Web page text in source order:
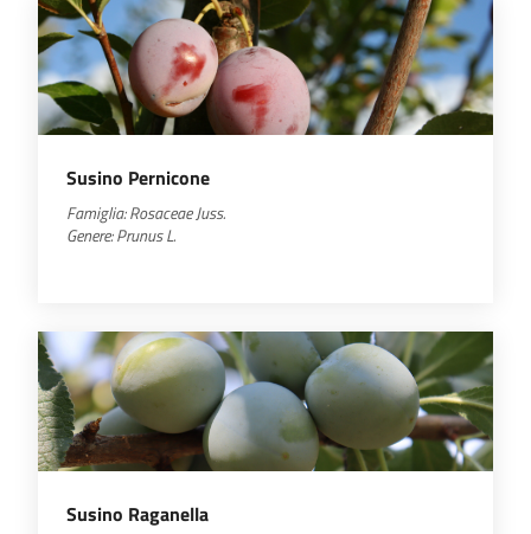
Susino Pernicone
Famiglia:RosaceaeJuss.
Genere:PrunusL.
Susino Raganella